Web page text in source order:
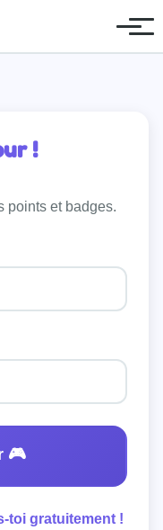
!
points et badges.
🎮
toi gratuitement !